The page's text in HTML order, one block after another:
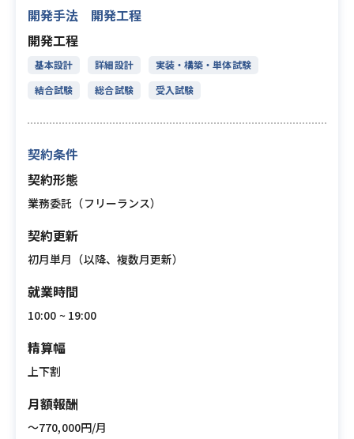
開発手法 開発工程
開発工程
基本設計 詳細設計
実装・構築・単体試験
結合試験
総合試験 受入試験
契約条件
契約形態
業務委託（フリーランス）
契約更新
初月単月（以降、複数月更新）
就業時間
10:00 ~ 19:00
精算幅
上下割
月額報酬
〜770,000円/月